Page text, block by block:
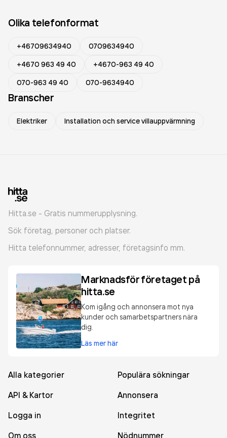
Olika telefonformat
+46709634940
0709634940
+4670 963 49 40
+4670-963 49 40
070-963 49 40
070-9634940
Branscher
Elektriker Installation och service villauppvärmning
Hitta.se - Gratis nummerupplysning.
Sök företag, personer och platser.
Hitta telefonnummer, adresser, företagsinfo mm.
Marknadsför företaget på
hitta.se
Kom igång och annonsera mot nya
kunder och samarbetspartners nära
dig.
Läs mer här
Alla kategorier
Populära sökningar
API & Kartor
Annonsera
Logga in
Integritet
Om oss
Nödnummer